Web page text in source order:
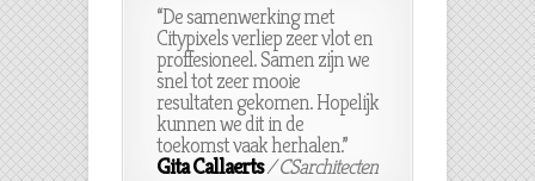
“De samenwerking met
Citypixels verliep zeer vlot en
proffesioneel. Samen zijn we
snel tot zeer mooie
resultaten gekomen. Hopelijk
kunnen we dit in de
toekomst vaak herhalen.”
Gita Callaerts/CSarchitecten